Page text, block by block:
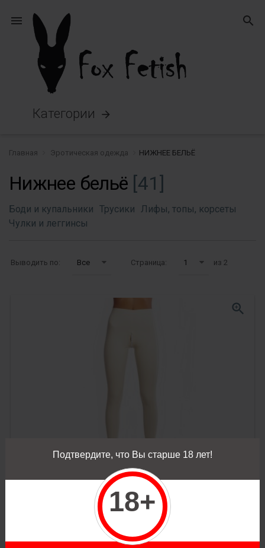
menu search
Категории arrow_forward
Главная Эротическая одежда НИЖНЕЕ БЕЛЬЁ
Нижнее бельё [41]
Боди и купальники Трусики Лифы, топы, корсеты
Чулки и леггинсы
Выводить по: Все Страница: 1 из 2
Белые латексные леггинсы Вайти
zoom_in
Подтвердите, что Вы старше 18 лет!
18+